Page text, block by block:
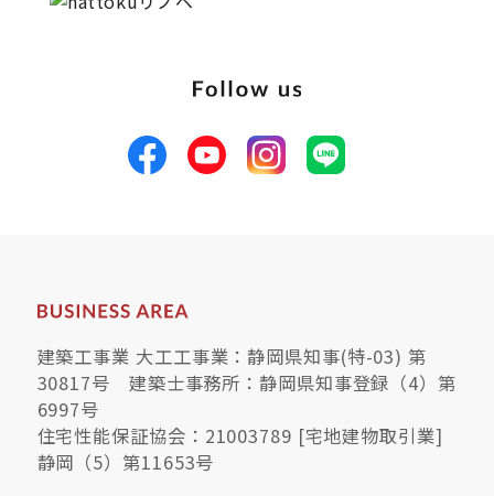
建築工事業 大工工事業：静岡県知事(特-03) 第
30817号 建築士事務所：静岡県知事登録（4）第
6997号
住宅性能保証協会：21003789 [宅地建物取引業]
静岡（5）第11653号